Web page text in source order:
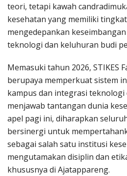
teori, tetapi kawah
kesehatan yang memiliki
mengedepankan
teknologi dan keluhuran budi
Memasuki tahun 2026, STIKES
berupaya memperkuat sistem
kampus dan integrasi
menjawab tantangan dunia
apel pagi ini, diharapkan
bersinergi untuk
sebagai salah satu institusi
mengutamakan disiplin dan
khususnya di Ajatappareng.